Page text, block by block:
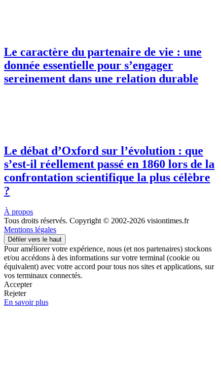
Le caractère du partenaire de vie : une
donnée essentielle pour s’engager
sereinement dans une relation durable
Le débat d’Oxford sur l’évolution : que
s’est-il réellement passé en 1860 lors de la
confrontation scientifique la plus célèbre
?
À propos
Tous droits réservés. Copyright © 2002-2026 visiontimes.fr
Mentions légales
Défiler vers le haut
Pour améliorer votre expérience, nous (et nos partenaires) stockons
et/ou accédons à des informations sur votre terminal (cookie ou
équivalent) avec votre accord pour tous nos sites et applications, sur
vos terminaux connectés.
Accepter
Rejeter
En savoir plus